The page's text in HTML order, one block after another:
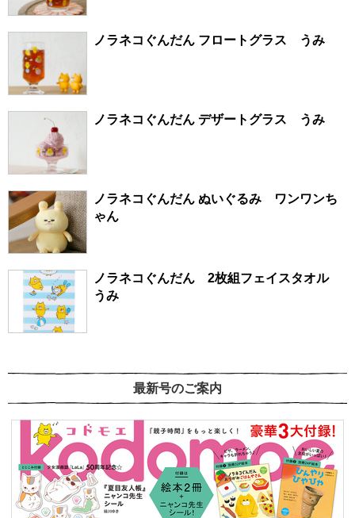
ノラネコぐんだん フロートグラス うみ
ノラネコぐんだん デザートグラス うみ
ノラネコぐんだん ぬいぐるみ ワンワンち
ゃん
ノラネコぐんだん 2枚組フェイスタオル
うみ
最新号のご案内